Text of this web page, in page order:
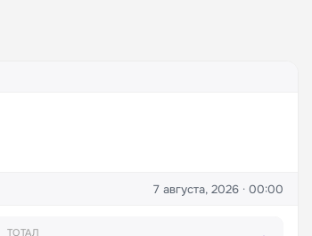
7 августа, 2026 · 00:00
ТОТАЛ